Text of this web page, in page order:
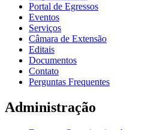
Portal de Egressos
Eventos
Serviços
Câmara de Extensão
Editais
Documentos
Contato
Perguntas Frequentes
Administração